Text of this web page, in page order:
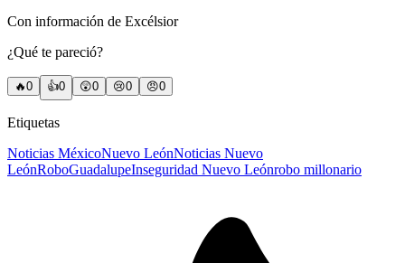
Con información de Excélsior
¿Qué te pareció?
🔥0 👍0 😲0 😢0 😠0
Etiquetas
Noticias MéxicoNuevo LeónNoticias Nuevo
LeónRoboGuadalupeInseguridad Nuevo Leónrobo millonario